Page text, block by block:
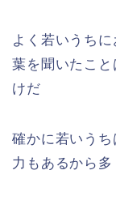
よく若いうち
葉を聞いたこ
けだ
確かに若いう
力もあるから